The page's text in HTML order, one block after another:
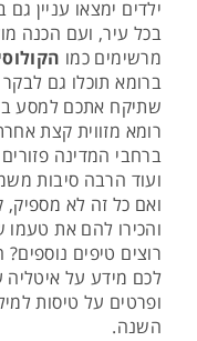
ילדים ימצאו עניין
בכל עיר, ועם הכנה
מרשימים כמו
ברומא תוכלו גם לבקר
שתיקח אתכם למסע
רומא מזווית קצת
ברחבי המדינה
ועוד הרבה סיבות
ואם כל זה לא
והכירו להם את טעמו
רוצים טיפים
לכם מידע על איטליה
ופרטים על טיסות
השנה.